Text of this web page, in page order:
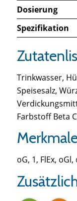
Dosierung
Spezifikation
Trinkwasser,
Speisesalz,
Farbstoff Beta
oG, 1, FlEx,